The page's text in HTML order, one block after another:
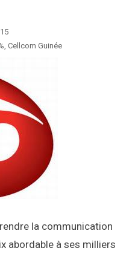
Cellcom Guinée
la communication
abordable à ses milliers